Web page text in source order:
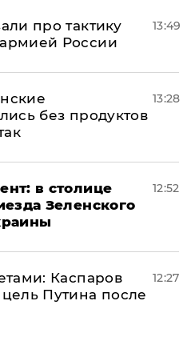
про тактику
России
13:49
без продуктов
13:28
в столице
Зеленского
12:52
Каспаров
Путина после
12:27